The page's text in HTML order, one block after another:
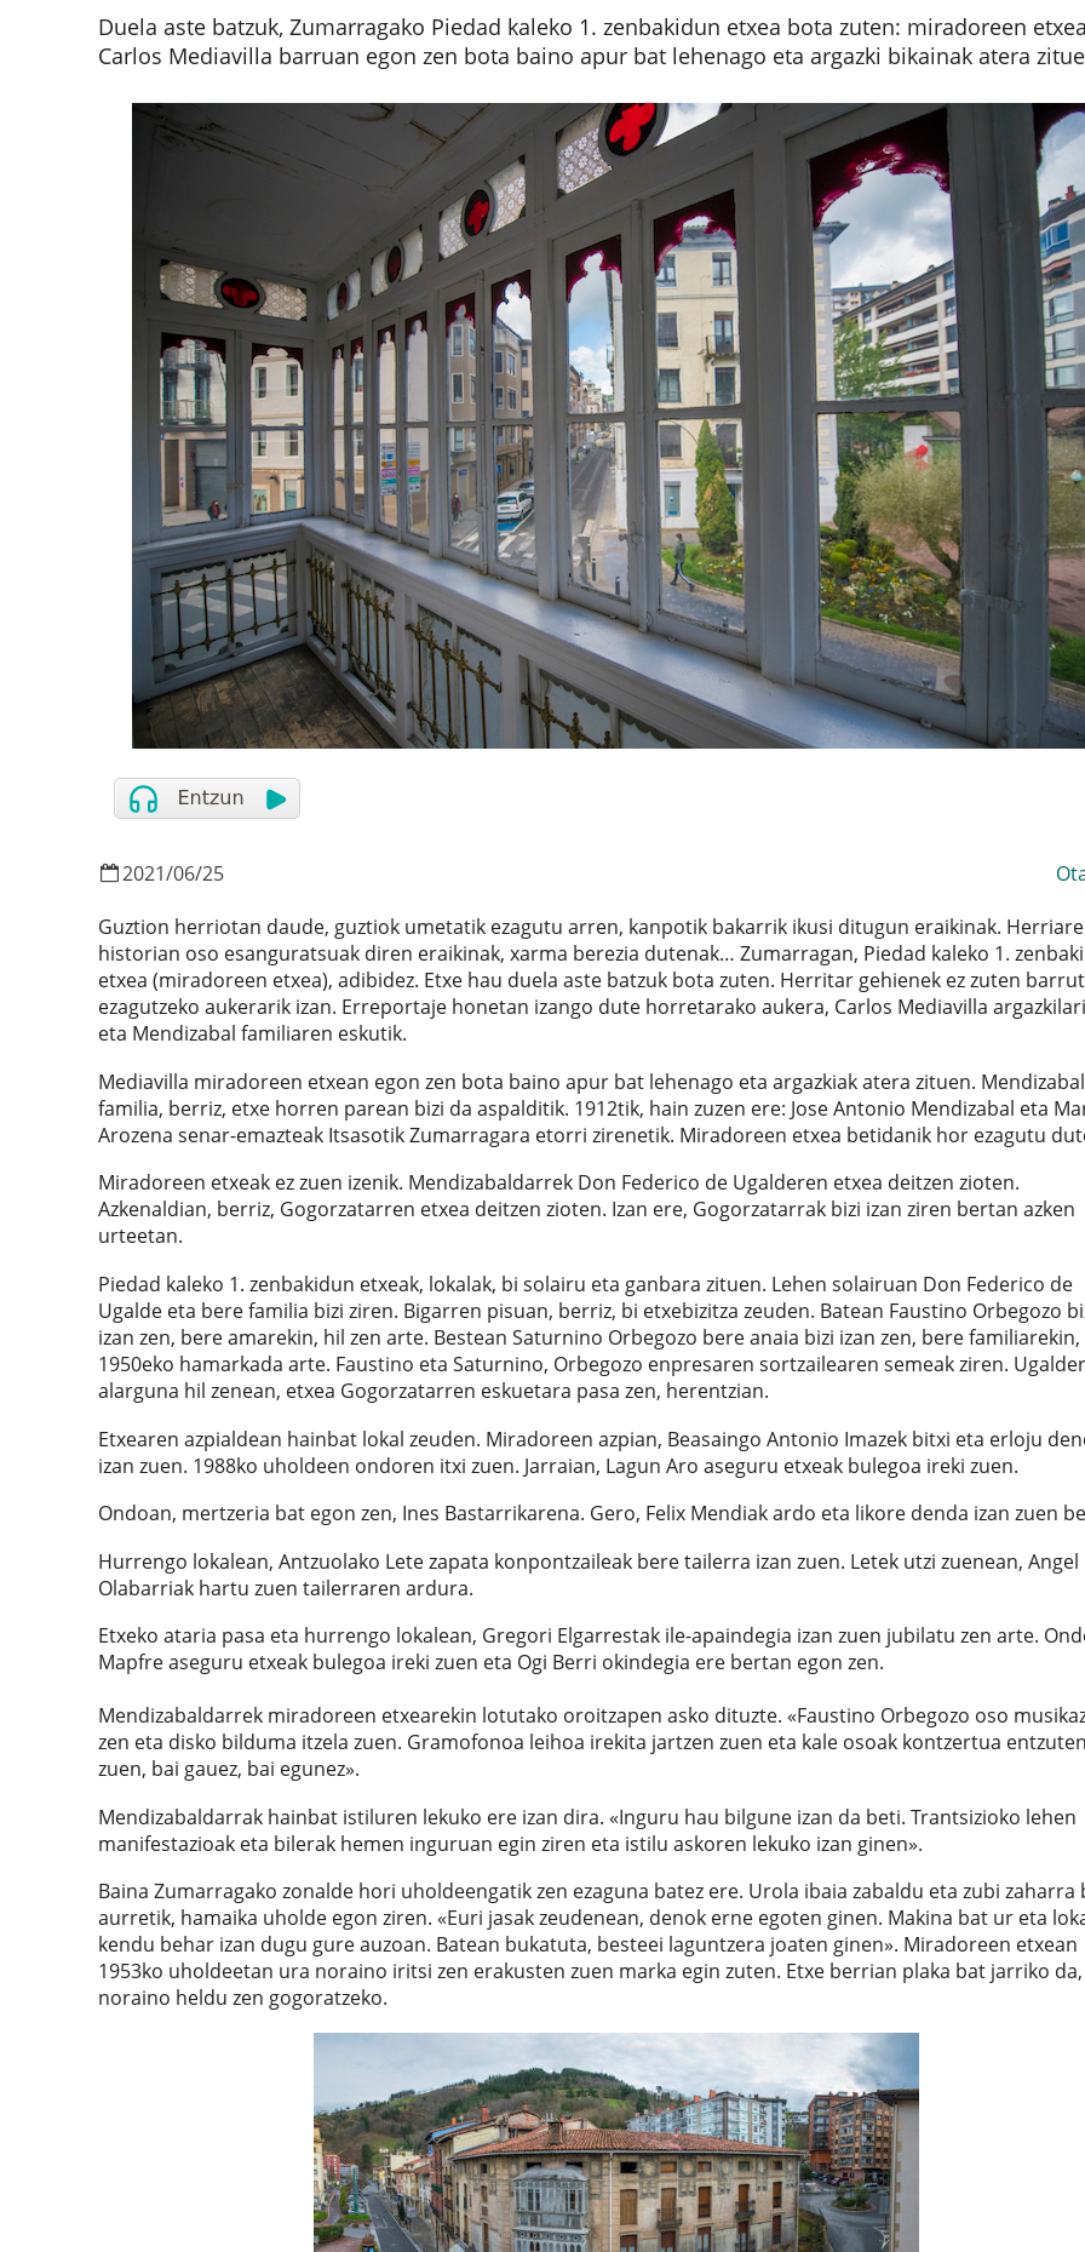
Duela aste batzuk, Zumarragako Piedad kaleko 1. zenbakidun etxea bota zuten: miradoreen
Carlos Mediavilla barruan egon zen bota baino apur bat lehenago eta argazki bikainak atera
2021/06/25
Guztion herriotan daude, guztiok umetatik ezagutu arren, kanpotik bakarrik ikusi ditugun eraikinak.
historian oso esanguratsuak diren eraikinak, xarma berezia dutenak… Zumarragan, Piedad kaleko 1.
etxea (miradoreen etxea), adibidez. Etxe hau duela aste batzuk bota zuten. Herritar gehienek ez zuten
ezagutzeko aukerarik izan. Erreportaje honetan izango dute horretarako aukera, Carlos Mediavilla
eta Mendizabal familiaren eskutik.
Mediavilla miradoreen etxean egon zen bota baino apur bat lehenago eta argazkiak atera zituen. Mendizabal
familia, berriz, etxe horren parean bizi da aspalditik. 1912tik, hain zuzen ere: Jose Antonio Mendizabal eta
Arozena senar-emazteak Itsasotik Zumarragara etorri zirenetik. Miradoreen etxea betidanik hor ezagutu
Miradoreen etxeak ez zuen izenik. Mendizabaldarrek Don Federico de Ugalderen etxea deitzen zioten.
Azkenaldian, berriz, Gogorzatarren etxea deitzen zioten. Izan ere, Gogorzatarrak bizi izan ziren bertan azken
urteetan.
Piedad kaleko 1. zenbakidun etxeak, lokalak, bi solairu eta ganbara zituen. Lehen solairuan Don Federico de
Ugalde eta bere familia bizi ziren. Bigarren pisuan, berriz, bi etxebizitza zeuden. Batean Faustino Orbegozo
izan zen, bere amarekin, hil zen arte. Bestean Saturnino Orbegozo bere anaia bizi izan zen, bere familiarekin,
1950eko hamarkada arte. Faustino eta Saturnino, Orbegozo enpresaren sortzailearen semeak ziren.
alarguna hil zenean, etxea Gogorzatarren eskuetara pasa zen, herentzian.
Etxearen azpialdean hainbat lokal zeuden. Miradoreen azpian, Beasaingo Antonio Imazek bitxi eta erloju
izan zuen. 1988ko uholdeen ondoren itxi zuen. Jarraian, Lagun Aro aseguru etxeak bulegoa ireki zuen.
Ondoan, mertzeria bat egon zen, Ines Bastarrikarena. Gero, Felix Mendiak ardo eta likore denda izan zuen
Hurrengo lokalean, Antzuolako Lete zapata konpontzaileak bere tailerra izan zuen. Letek utzi zuenean, Angel
Olabarriak hartu zuen tailerraren ardura.
Etxeko ataria pasa eta hurrengo lokalean, Gregori Elgarrestak ile-apaindegia izan zuen jubilatu zen arte.
Mapfre aseguru etxeak bulegoa ireki zuen eta Ogi Berri okindegia ere bertan egon zen.
Mendizabaldarrek miradoreen etxearekin lotutako oroitzapen asko dituzte. «Faustino Orbegozo oso
zen eta disko bilduma itzela zuen. Gramofonoa leihoa irekita jartzen zuen eta kale osoak kontzertua entzuten
zuen, bai gauez, bai egunez».
Mendizabaldarrak hainbat istiluren lekuko ere izan dira. «Inguru hau bilgune izan da beti. Trantsizioko lehen
manifestazioak eta bilerak hemen inguruan egin ziren eta istilu askoren lekuko izan ginen».
Baina Zumarragako zonalde hori uholdeengatik zen ezaguna batez ere. Urola ibaia zabaldu eta zubi zaharra
aurretik, hamaika uholde egon ziren. «Euri jasak zeudenean, denok erne egoten ginen. Makina bat ur eta
kendu behar izan dugu gure auzoan. Batean bukatuta, besteei laguntzera joaten ginen». Miradoreen etxean
1953ko uholdeetan ura noraino iritsi zen erakusten zuen marka egin zuten. Etxe berrian plaka bat jarriko
noraino heldu zen gogoratzeko.